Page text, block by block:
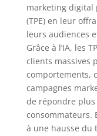
marketing digital
(TPE) en leur
leurs audiences
Grâce à l’IA, les
clients massives
comportements,
campagnes
de répondre
consommateurs.
à une hausse du